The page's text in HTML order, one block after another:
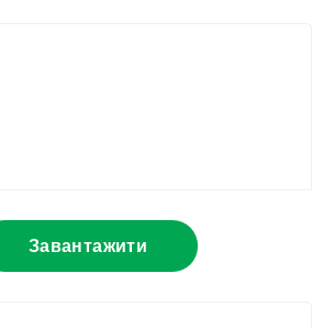
Завантажити